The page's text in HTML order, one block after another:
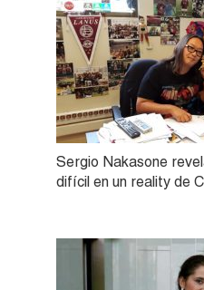
Sergio Nakasone
difícil en un reality de